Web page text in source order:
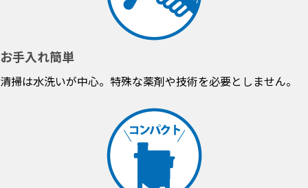
お手入れ簡単
清掃は水洗いが中心。特殊な薬剤や技術を必要としません。